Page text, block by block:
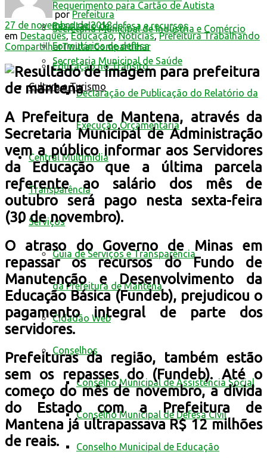
Requerimento para Cartão de Autista
Resultado de defesa e recursos
Formulários de defesa
Educação no Trânsito
Cultura e Turismo
Secretaria Municipal de Indústria e Comércio
Secretaria Municipal de Saúde
Declaração de Publicação do Relatório da
Execução Orçamentária
Central Multimídia
Transparência
Serviços
Guia de Serviços e Transparência
da Prefeitura de Mantena
Cidadão Web
Conselhos
Conselho Municipal de Assistência Social
Conselho Municipal de Defesa Civil
Conselho Municipal de Educação
por Prefeitura
27 de novembro de 2018
em Destaques,Educação,Notícias,Prefeitura Trabalhando
CompartilharTwittarCompartilhar
A Prefeitura de Mantena, através da
Secretaria Municipal de Administração
vem a público informar aos Servidores
da Educação que a última parcela
referente ao salário dos mês de
outubro será pago nesta sexta-feira
(30 de novembro).
O atraso do Governo de Minas em
repassar os recursos do Fundo de
Manutenção e Desenvolvimento da
Educação Básica (Fundeb), prejudicou o
pagamento integral de parte dos
servidores.
Prefeituras da região, também estão
sem os repasses do (Fundeb). Até o
começo do mês de novembro, a dívida
do Estado com a Prefeitura de
Mantena já ultrapassava R$ 12 milhões
de reais.